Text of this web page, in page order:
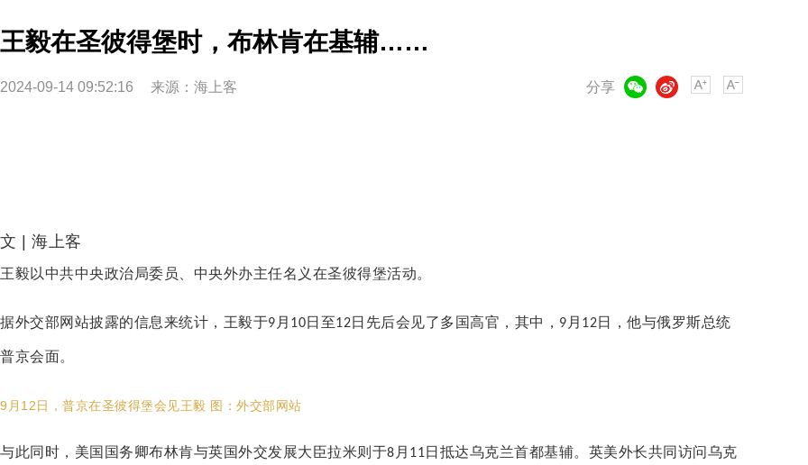
王毅在圣彼得堡时，布林肯在基辅……
2024-09-14 09:52:16 来源：海上客 分享
微博
文 | 海上客
王毅以中共中央政治局委员、中央外办主任名义在圣彼得堡活动。
据外交部网站披露的信息来统计，王毅于9 月 10日至12日先后会见了多国高官，其中， 9 月 12日，他与俄罗斯总统
普京会面。
9月12日，普京在圣彼得堡会见王毅 图：外交部网站
与此同时，美国国务卿布林肯与英国外交发展大臣拉米则于8 月 11日抵达乌克兰首都基辅。英美外长共同访问乌克